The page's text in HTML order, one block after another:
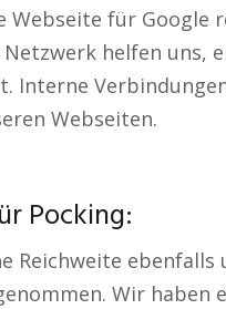
Webseite für Google
helfen uns,
Interne
Webseiten.
Pocking:
Reichweite
Wir haben